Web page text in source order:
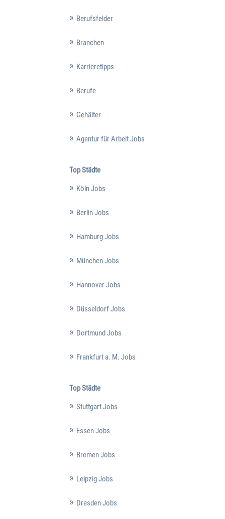
Berufsfelder
Branchen
Karrieretipps
Berufe
Gehälter
Agentur für Arbeit Jobs
Top Städte
Köln Jobs
Berlin Jobs
Hamburg Jobs
München Jobs
Hannover Jobs
Düsseldorf Jobs
Dortmund Jobs
Frankfurt a. M. Jobs
Top Städte
Stuttgart Jobs
Essen Jobs
Bremen Jobs
Leipzig Jobs
Dresden Jobs